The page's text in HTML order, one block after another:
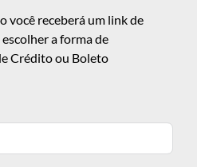
você receberá um link de
a forma de
Crédito ou Boleto